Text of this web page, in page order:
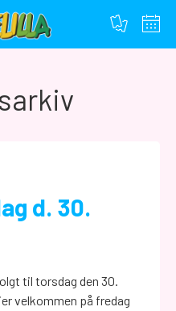
d. 30.
til torsdag den 30.
velkommen på fredag